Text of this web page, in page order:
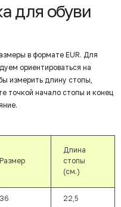
для обуви
в формате EUR. Для
ориентироваться на
измерить длину стопы,
точкой начало стопы и конец
Размер
Длина
стопы
(см.)
36 22,5